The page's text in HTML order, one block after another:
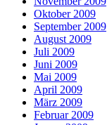
Oktober 2009
September 2009
August 2009
Juli 2009
Juni 2009
Mai 2009
April 2009
März 2009
Februar 2009